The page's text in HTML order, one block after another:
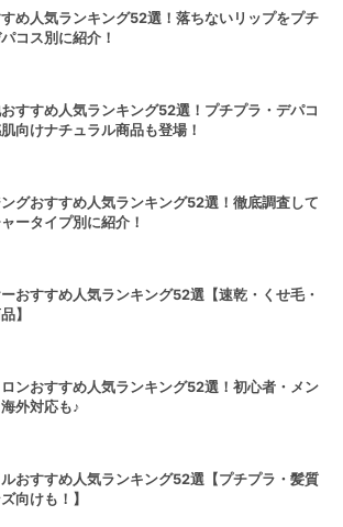
め人気ランキング52選！落ちないリップをプチ
コス別に紹介！
すすめ人気ランキング52選！プチプラ・デパコ
向けナチュラル商品も登場！
グおすすめ人気ランキング52選！徹底調査して
ータイプ別に紹介！
ーおすすめ人気ランキング52選【速乾・くせ毛・
】
ンおすすめ人気ランキング52選！初心者・メン
外対応も♪
おすすめ人気ランキング52選【プチプラ・髪質
向けも！】